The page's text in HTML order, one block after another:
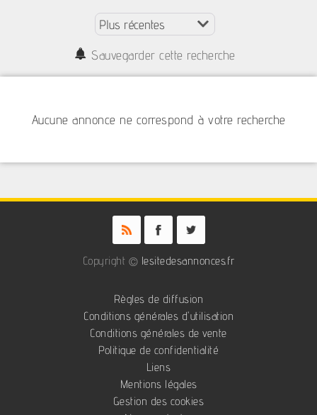
Sauvegarder cette recherche
Aucune annonce ne correspond à votre recherche
Copyright © lesitedesannonces.fr
Règles de diffusion
Conditions générales d'utilisation
Conditions générales de vente
Politique de confidentialité
Liens
Mentions légales
Gestion des cookies